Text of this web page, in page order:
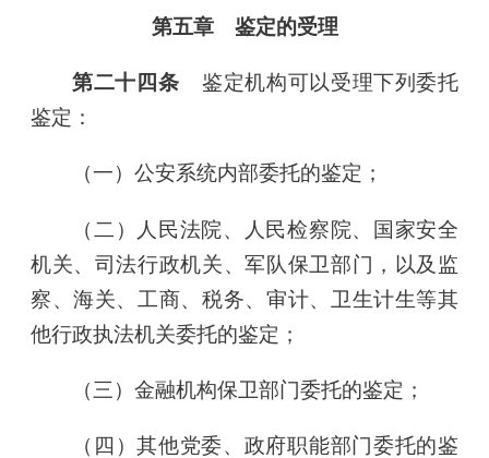
第五章 鉴定的受理
第二十四条 鉴定机构可以受理下列委托
鉴定：
（一）公安系统内部委托的鉴定；
（二）人民法院、人民检察院、国家安全
机关、司法行政机关、军队保卫部门，以及监
察、海关、工商、税务、审计、卫生计生等其
他行政执法机关委托的鉴定；
（三）金融机构保卫部门委托的鉴定；
（四）其他党委、政府职能部门委托的鉴